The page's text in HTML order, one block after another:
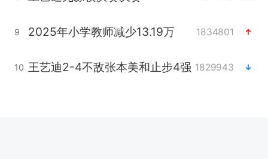
9 2025年小学教师减少13.19万 1834801
10 王艺迪2-4不敌张本美和止步4强 1829943